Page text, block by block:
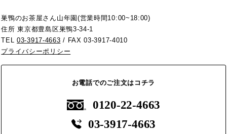
巣鴨のお茶屋さん山年園(営業時間10:00~18:00)
住所 東京都豊島区巣鴨3-34-1
TEL03-3917-4663 / FAX 03-3917-4010
プライバシーポリシー
お電話でのご注文はコチラ
0120-22-4663
03-3917-4663